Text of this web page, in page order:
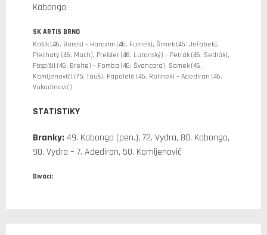
Kabongo
SK ARTIS BRNO
Kašík (46. Borek) – Harazim (46. Fulnek), Šimek (46. Jeřábek),
Plechatý (46. Mach), Preisler (46. Lutonský) – Petrák (46. Sedlák),
Pospíšil (46. Breite) – Fomba (46. Švancara), Samek (46.
Komljenovič) (75. Tauš), Papalelé (46. Rolinek) – Adediran (46.
Vukadinović)
STATISTIKY
Branky: 49. Kabongo (pen.), 72. Vydra, 80. Kabongo,
90. Vydra – 7. Adediran, 50. Komljenovič
Diváci: